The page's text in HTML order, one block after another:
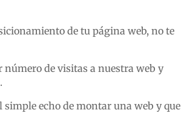
de tu página web, no te
de visitas a nuestra web y
simple echo de montar una web y que